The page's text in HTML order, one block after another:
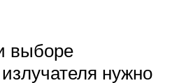
выборе
нужно